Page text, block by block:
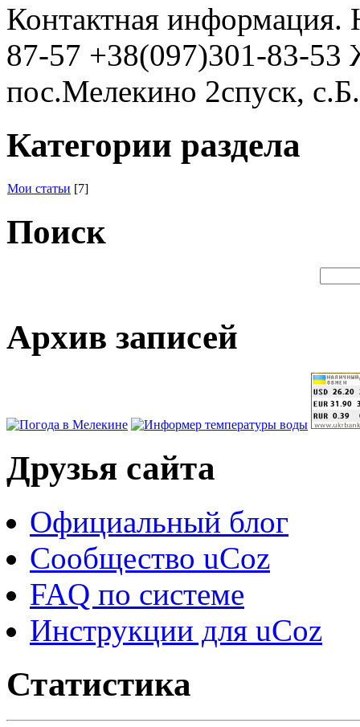
Контактная
87-57 +38(097)301-83-53
пос.Мелекино 2спуск,
Категории раздела
Мои статьи [7]
Поиск
Архив записей
Друзья сайта
Официальный блог
Сообщество uCoz
FAQ по системе
Инструкции для uCoz
Статистика